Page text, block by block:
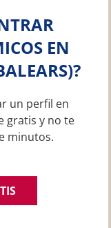
EN
un perfil en
gratis y no te
minutos.